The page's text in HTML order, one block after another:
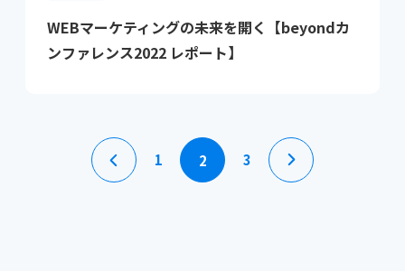
WEBマーケティングの未来を開く【beyondカ
ンファレンス2022 レポート】
1 2 3